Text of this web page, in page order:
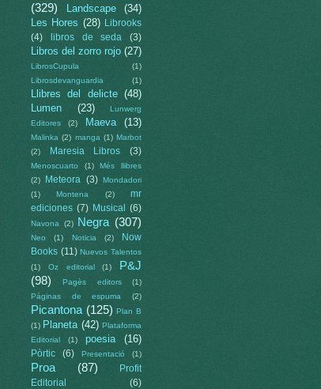
(329)
Landscape
(34)
Les Hores (28)
Librooks
(4)
libros de seda (3)
Libros del zorro rojo (27)
LibrosCupula
(1)
Librosdevanguardia
(1)
Llibres del delicte (48)
Lumen
(23)
Lunwerg
Editores
(2) Maeva (13)
Malinka (2) manga (1) Marbot
(2)
Maresia Libros (3)
Menoscuarto (1)
Més llibres
(2)
Meteora (3) Mondadori
(1)
Montena (2)
mr
ediciones (7) Musical (6)
Navona (2) Negra (307)
Neo (1) Noticia (2)
Now
Books (11) Nuevos Talentos
(1)
Oz editorial (1)
P&J
(98)
Pagès editors
(1)
Páginas de espuma
(2)
Picantona (125) Plan B
(1) Planeta (42) Plataforma
Editorial
(1) poesia (16)
Pòrtic (6) Presentació (1)
Proa (87)
Profit
Editorial
(6)